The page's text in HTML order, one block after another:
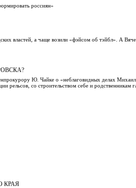
россиян»
властей, а чаще возили «фэйсом об тэйбл». А
Ю. Чайке о «неблаговидных делах
рельсов, со строительством себе и
КРАЯ